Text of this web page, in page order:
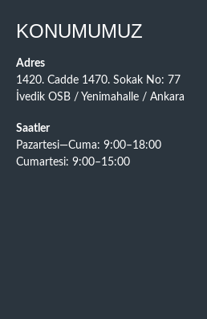
KONUMUMUZ
Adres
1420. Cadde 1470. Sokak No: 77
İvedik OSB / Yenimahalle / Ankara
Saatler
Pazartesi—Cuma: 9:00–18:00
Cumartesi: 9:00–15:00